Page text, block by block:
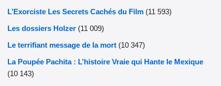
L’Exorciste Les Secrets Cachés du Film (11 593)
Les dossiers Holzer (11 009)
Le terrifiant message de la mort (10 347)
La Poupée Pachita : L’histoire Vraie qui Hante le Mexique
(10 143)